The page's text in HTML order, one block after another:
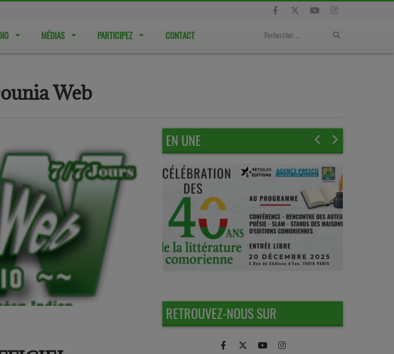
MÉDIAS PARTICIPEZ CONTACT
Web
EN UNE
RETROUVEZ-NOUS SUR